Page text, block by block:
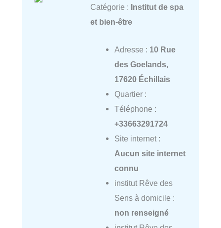
Catégorie : Institut de spa
et bien-être
Adresse : 10 Rue
des Goelands,
17620 Échillais
Quartier :
Téléphone :
+33663291724
Site internet :
Aucun site internet
connu
institut Rêve des
Sens à domicile :
non renseigné